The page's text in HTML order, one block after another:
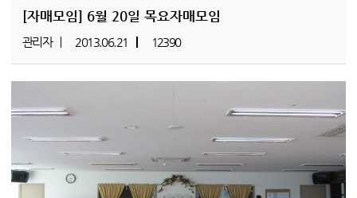
[자매모임] 6월 20일 목요자매모임
관리자 2013.06.21 12390